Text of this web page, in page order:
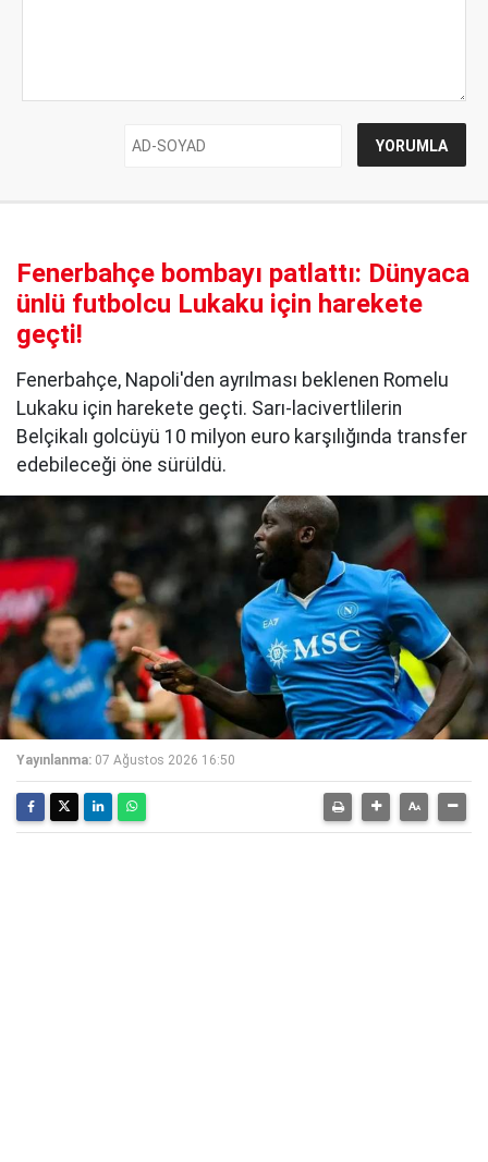
Fenerbahçe bombayı patlattı: Dünyaca
ünlü futbolcu Lukaku için harekete
geçti!
Fenerbahçe, Napoli'den ayrılması beklenen Romelu
Lukaku için harekete geçti. Sarı-lacivertlilerin
Belçikalı golcüyü 10 milyon euro karşılığında transfer
edebileceği öne sürüldü.
Yayınlanma: 07 Ağustos 2026 16:50